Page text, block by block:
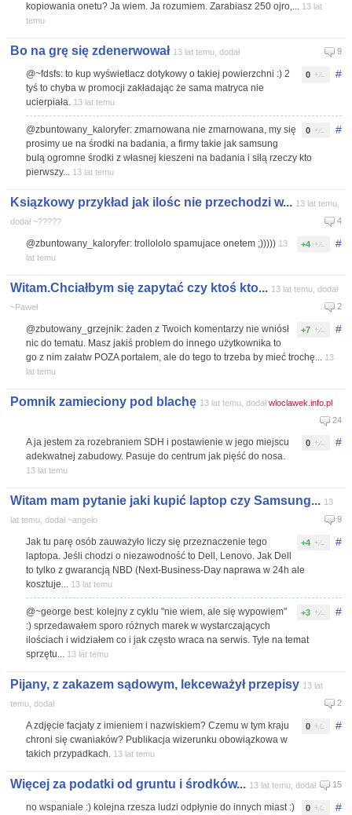
kopiowania onetu? Ja wiem. Ja rozumiem. Zarabiasz 250 ojro,... 13 lat
temu
Bo na grę się zdenerwował 13 lat temu, dodał 9
#
0
@~fdsfs: to kup wyświetlacz dotykowy o takiej powierzchni :) 2
tyś to chyba w promocji zakładając że sama matryca nie
ucierpiała. 13 lat temu
#
0
@zbuntowany_kaloryfer: zmarnowana nie zmarnowana, my się
prosimy ue na środki na badania, a firmy takie jak samsung
bulą ogromne środki z własnej kieszeni na badania i siłą rzeczy kto
pierwszy... 13 lat temu
Ksiązkowy przykład jak ilośc nie przechodzi w... 13 lat temu,
dodał ~?????
4
#
+4
@zbuntowany_kaloryfer: trollololo spamujace onetem ;))))) 13
lat temu
Witam.Chciałbym się zapytać czy ktoś kto... 13 lat temu, dodał
~Paweł
2
#
+7
@zbutowany_grzejnik: żaden z Twoich komentarzy nie wniósł
nic do tematu. Masz jakiś problem do innego użytkownika to
go z nim załatw POZA portalem, ale do tego to trzeba by mieć trochę... 13
lat temu
Pomnik zamieciony pod blachę 13 lat temu, dodał wloclawek.info.pl
24
#
0
A ja jestem za rozebraniem SDH i postawienie w jego miejscu
adekwatnej zabudowy. Pasuje do centrum jak pięść do nosa.
13 lat temu
Witam mam pytanie jaki kupić laptop czy Samsung... 13
lat temu, dodał ~angelo
9
#
+4
Jak tu parę osób zauważyło liczy się przeznaczenie tego
laptopa. Jeśli chodzi o niezawodność to Dell, Lenovo. Jak Dell
to tylko z gwarancją NBD (Next-Business-Day naprawa w 24h ale
kosztuje... 13 lat temu
#
+3
@~george best: kolejny z cyklu "nie wiem, ale się wypowiem"
:) sprzedawałem sporo różnych marek w wystarczających
ilościach i widziałem co i jak często wraca na serwis. Tyle na temat
sprzętu... 13 lat temu
Pijany, z zakazem sądowym, lekceważył przepisy 13 lat
temu, dodał
2
#
0
A zdjęcie facjaty z imieniem i nazwiskiem? Czemu w tym kraju
chroni się cwaniaków? Publikacja wizerunku obowiązkowa w
takich przypadkach. 13 lat temu
Więcej za podatki od gruntu i środków... 13 lat temu, dodał 15
#
0
no wspaniale :) kolejna rzesza ludzi odpłynie do innych miast :)